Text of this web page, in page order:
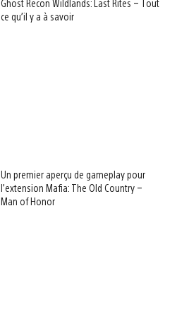
Ghost Recon Wildlands: Last Rites – Tout
ce qu’il y a à savoir
Un premier aperçu de gameplay pour
l’extension Mafia: The Old Country –
Man of Honor